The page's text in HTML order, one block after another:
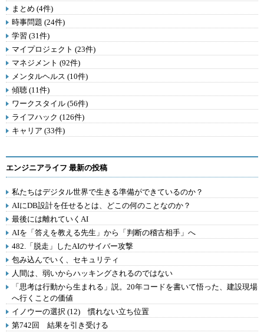
まとめ (4件)
時事問題 (24件)
学習 (31件)
マイプロジェクト (23件)
マネジメント (92件)
メンタルヘルス (10件)
傾聴 (11件)
ワークスタイル (56件)
ライフハック (126件)
キャリア (33件)
エンジニアライフ 最新の投稿
私たちはデジタル世界で生きる準備ができているのか？
AIにDB設計を任せるとは、どこの何のことなのか？
最後には離れていくAI
AIを「答えを教える先生」から「判断の稽古相手」へ
482.「脱走」したAIのサイバー攻撃
包み込んでいく、セキュリティ
人間は、弱いからハッキングされるのではない
「思考は行動から生まれる」説。20年コードを書いて悟った、建設現場
へ行くことの価値
イノウーの選択 (12) 慣れない立ち位置
第742回 結果を引き受ける